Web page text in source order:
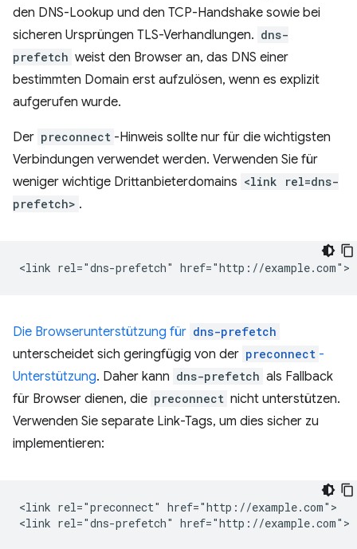
den DNS-Lookup und den TCP-Handshake sowie bei
sicheren Ursprüngen TLS-Verhandlungen. dns-
prefetch weist den Browser an, das DNS einer
bestimmten Domain erst aufzulösen, wenn es explizit
aufgerufen wurde.
Der preconnect -Hinweis sollte nur für die wichtigsten
Verbindungen verwendet werden. Verwenden Sie für
weniger wichtige Drittanbieterdomains <link rel=dns-
prefetch> .
Die Browserunterstützung für dns-prefetch
unterscheidet sich geringfügig von der preconnect -
Unterstützung. Daher kann dns-prefetch als Fallback
für Browser dienen, die preconnect nicht unterstützen.
Verwenden Sie separate Link-Tags, um dies sicher zu
implementieren:
<link rel="preconnect" href="http://example.com">